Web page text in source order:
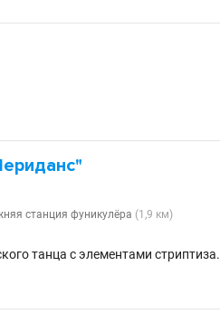
станция фуникулёра (1,9 км)
танца с элементами стриптиза.